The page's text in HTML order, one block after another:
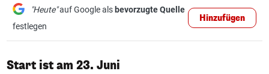
"Heute"auf Google als bevorzugte Quelle
festlegen
Hinzufügen
Start ist am 23. Juni